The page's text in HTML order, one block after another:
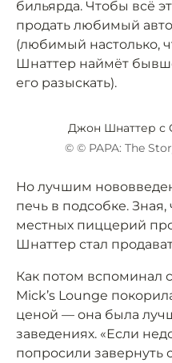
бильярда. Чтобы всё
продать любимый
(любимый настолько,
Шнаттер наймёт
его разыскать).
Джон Шнаттер с
© © PAPA: The
Но лучшим
печь в подсобке.
местных пиццерий
Шнаттер стал
Как потом вспоминал
Mick’s Lounge
ценой — она была
заведениях. «Если
попросили завернуть